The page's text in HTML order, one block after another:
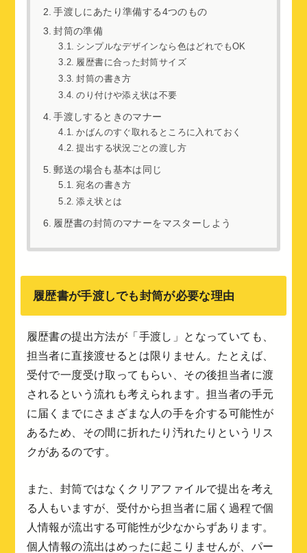
手渡しにあたり準備する4つのもの
封筒の準備
シンプルなデザインなら色はどれでもOK
履歴書に合った封筒サイズ
封筒の書き方
のり付けや添え状は不要
手渡しするときのマナー
かばんのすぐ取れるところに入れておく
提出する状況ごとの渡し方
郵送の場合も基本は同じ
宛名の書き方
添え状とは
履歴書の封筒のマナーをマスターしよう
履歴書が手渡しでも封筒が必要な理由
履歴書の提出方法が「手渡し」となっていても、
担当者に直接渡せるとは限りません。たとえば、
受付で一度受け取ってもらい、その後担当者に渡
されるという流れも考えられます。担当者の手元
に届くまでにさまざまな人の手を介する可能性が
あるため、その間に折れたり汚れたりというリス
クがあるのです。
また、封筒ではなくクリアファイルで提出を考え
る人もいますが、受付から担当者に届く過程で個
人情報が流出する可能性が少なからずあります。
個人情報の流出はめったに起こりませんが、パー